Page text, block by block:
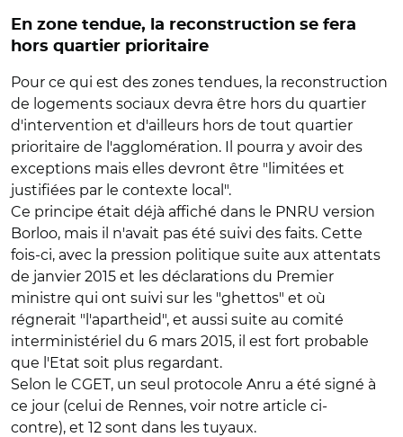
En zone tendue, la reconstruction se fera
hors quartier prioritaire
Pour ce qui est des zones tendues, la reconstruction
de logements sociaux devra être hors du quartier
d'intervention et d'ailleurs hors de tout quartier
prioritaire de l'agglomération. Il pourra y avoir des
exceptions mais elles devront être "limitées et
justifiées par le contexte local".
Ce principe était déjà affiché dans le PNRU version
Borloo, mais il n'avait pas été suivi des faits. Cette
fois-ci, avec la pression politique suite aux attentats
de janvier 2015 et les déclarations du Premier
ministre qui ont suivi sur les "ghettos" et où
régnerait "l'apartheid", et aussi suite au comité
interministériel du 6 mars 2015, il est fort probable
que l'Etat soit plus regardant.
Selon le CGET, un seul protocole Anru a été signé à
ce jour (celui de Rennes, voir notre article ci-
contre), et 12 sont dans les tuyaux.